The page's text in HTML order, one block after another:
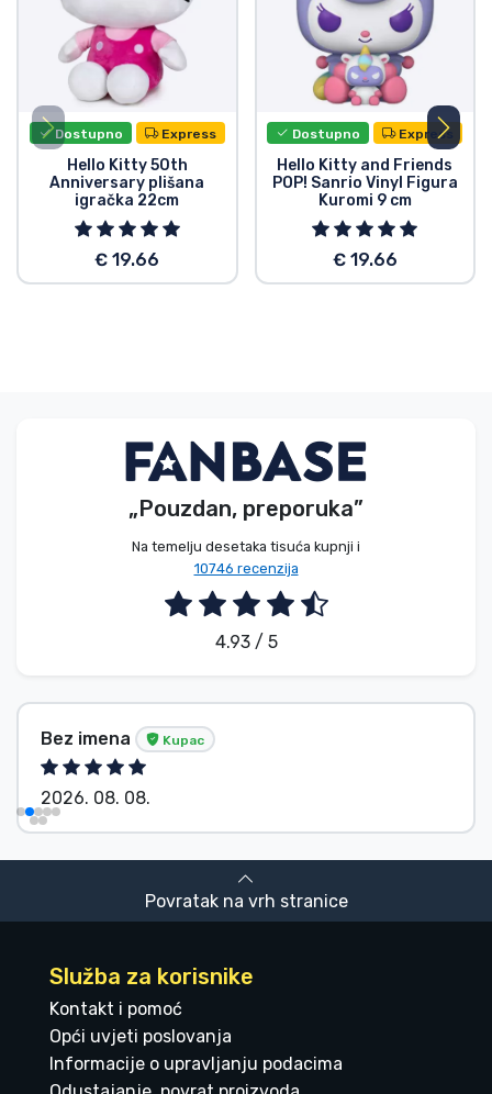
Dostupno Express
Hello Kitty 50th
Anniversary plišana
igračka 22cm
€ 19.66
Dostupno Express
Hello Kitty and Friends
POP! Sanrio Vinyl Figura
Kuromi 9 cm
€ 19.66
„Pouzdan, preporuka”
Na temelju desetaka tisuća kupnji i
10746 recenzija
4.93 / 5
Bez imena Kupac
2026. 08. 08.
Povratak na vrh stranice
Služba za korisnike
Kontakt i pomoć
Opći uvjeti poslovanja
Informacije o upravljanju podacima